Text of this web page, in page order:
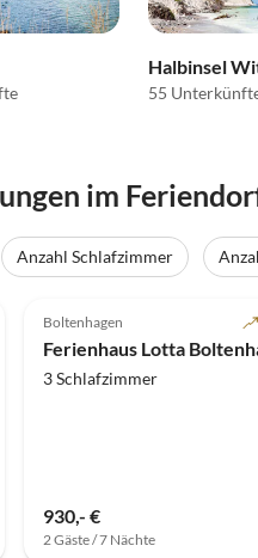
Halbinsel
55
im
Anzahl Schlafzimmer
Boltenhagen
3 Schlafzimmer
930,- €
2 Gäste / 7 Nächte